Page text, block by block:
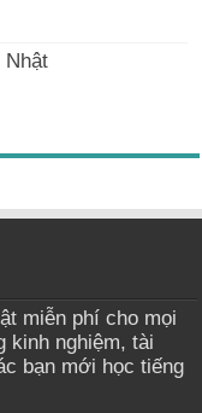
Nhật
miễn phí cho mọi
kinh nghiệm, tài
bạn mới học tiếng